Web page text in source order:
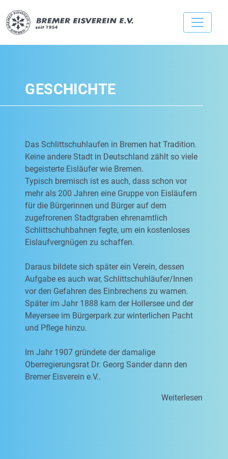
GESCHICHTE
Das Schlittschuhlaufen in Bremen hat Tradition.
Keine andere Stadt in Deutschland zählt so viele
begeisterte Eisläufer wie Bremen.
Typisch bremisch ist es auch, dass schon vor
mehr als 200 Jahren eine Gruppe von Eisläufern
für die Bürgerinnen und Bürger auf dem
zugefrorenen Stadtgraben ehrenamtlich
Schlittschuhbahnen fegte, um ein kostenloses
Eislaufvergnügen zu schaffen.
Daraus bildete sich später ein Verein, dessen
Aufgabe es auch war, Schlittschuhläufer/Innen
vor den Gefahren des Einbrechens zu warnen.
Später im Jahr 1888 kam der Hollersee und der
Meyersee im Bürgerpark zur winterlichen Pacht
und Pflege hinzu.
Im Jahr 1907 gründete der damalige
Oberregierungsrat Dr. Georg Sander dann den
Bremer Eisverein e.V..
Weiterlesen